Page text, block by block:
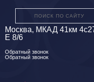
Москва, МКАД 41км
Е 8/6
Обратный звонок
Обратный звонок